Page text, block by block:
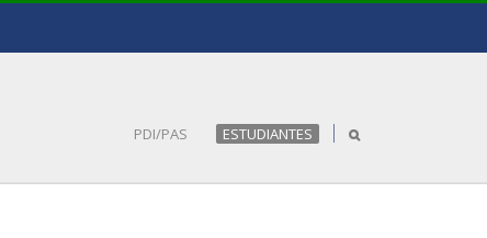
PDI/PAS ESTUDIANTES